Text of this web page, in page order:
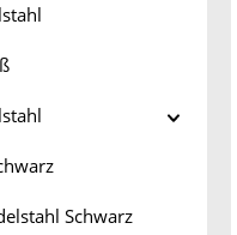
Schwarz